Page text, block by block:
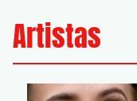
Artistas